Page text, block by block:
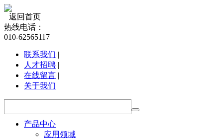
返回首页
热线电话：
010-62565117
联系我们 |
人才招聘 |
在线留言 |
关于我们
产品中心
应用领域